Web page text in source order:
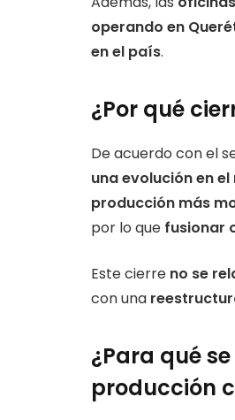
operando en
en el país.
¿Por qué
De acuerdo con el
una evolución en
producción más
por lo que fusionar
Este cierre no se
con una
¿Para qué
producción